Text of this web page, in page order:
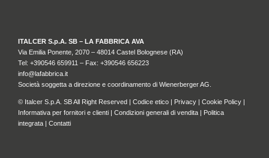
ITALCER S.p.A. SB – LA FABBRICA AVA
Via Emilia Ponente, 2070 – 48014 Castel Bolognese (RA)
Tel: +390546 659911 – Fax: +390546 656223
info@lafabbrica.it
Società soggetta a direzione e coordinamento di Wienerberger AG.
© Italcer S.p.A. SB All Right Reserved | Codice etico Privacy Cookie Policy
Informativa per fornitori e clienti
Condizioni generali di vendita
Politica
integrata
Contatti